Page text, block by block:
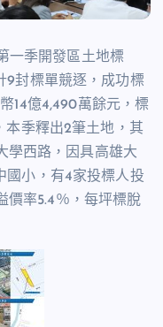
一季開發區土地標
9封標單競逐，成功標
14億4,490萬餘元，標
本季釋出2筆土地，其
學西路，因具高雄大
國小，有4家投標人投
價率5.4％，每坪標脫